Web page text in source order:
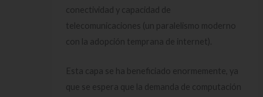
conectividad y capacidad de
telecomunicaciones (un paralelismo moderno
con la adopción temprana de internet).
Esta capa se ha beneficiado enormemente, ya
que se espera que la demanda de computación